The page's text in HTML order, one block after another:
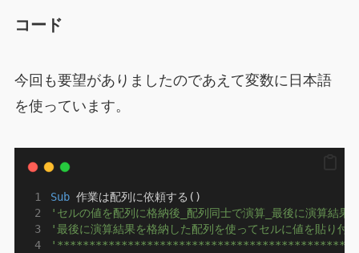
コード
今回も要望がありましたのであえて変数に日本語
を使っています。
Sub 作業は配列に依頼する()
'セルの値を配列に格納後_配列同士で演算_最後に演算結果
'最後に演算結果を格納した配列を使ってセルに値を貼り付